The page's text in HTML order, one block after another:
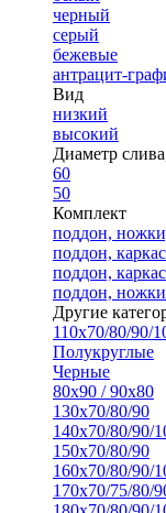
черный
серый
бежевые
антрацит-
Вид
низкий
высокий
Диаметр
60
50
Комплект
поддон,
поддон,
поддон,
поддон, ножки
Другие
110х70/80/90/
Полукруглые
Черные
80х90 / 90х80
130х70/80/90
140х70/80/90/
150х70/80/90
160х70/80/90/
170х70/75/80/